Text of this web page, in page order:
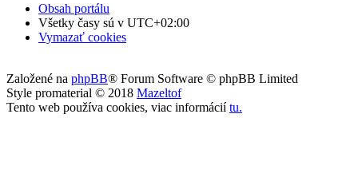
Obsah portálu
Všetky časy sú v UTC+02:00
Vymazať cookies
Založené na phpBB® Forum Software © phpBB Limited
Style promaterial © 2018 Mazeltof
Tento web používa cookies, viac informáciítu.